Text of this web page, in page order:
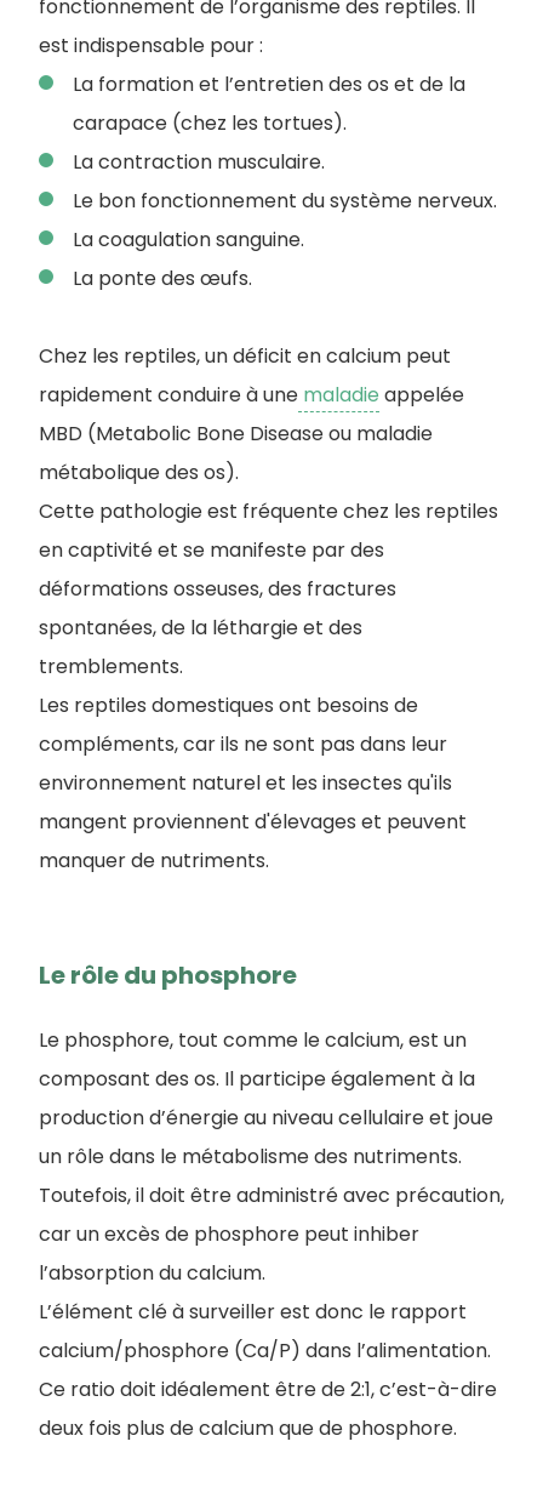
fonctionnement de l’organisme des reptiles. Il
est indispensable pour :
La formation et l’entretien des os et de la
carapace (chez les tortues).
La contraction musculaire.
Le bon fonctionnement du système nerveux.
La coagulation sanguine.
La ponte des œufs.
Chez les reptiles, un déficit en calcium peut
rapidement conduire à une maladie appelée
MBD (Metabolic Bone Disease ou maladie
métabolique des os).
Cette pathologie est fréquente chez les reptiles
en captivité et se manifeste par des
déformations osseuses, des fractures
spontanées, de la léthargie et des
tremblements.
Les reptiles domestiques ont besoins de
compléments, car ils ne sont pas dans leur
environnement naturel et les insectes qu'ils
mangent proviennent d'élevages et peuvent
manquer de nutriments.
Le rôle du phosphore
Le phosphore, tout comme le calcium, est un
composant des os. Il participe également à la
production d’énergie au niveau cellulaire et joue
un rôle dans le métabolisme des nutriments.
Toutefois, il doit être administré avec précaution,
car un excès de phosphore peut inhiber
l’absorption du calcium.
L’élément clé à surveiller est donc le rapport
calcium/phosphore (Ca/P) dans l’alimentation.
Ce ratio doit idéalement être de 2:1, c’est-à-dire
deux fois plus de calcium que de phosphore.